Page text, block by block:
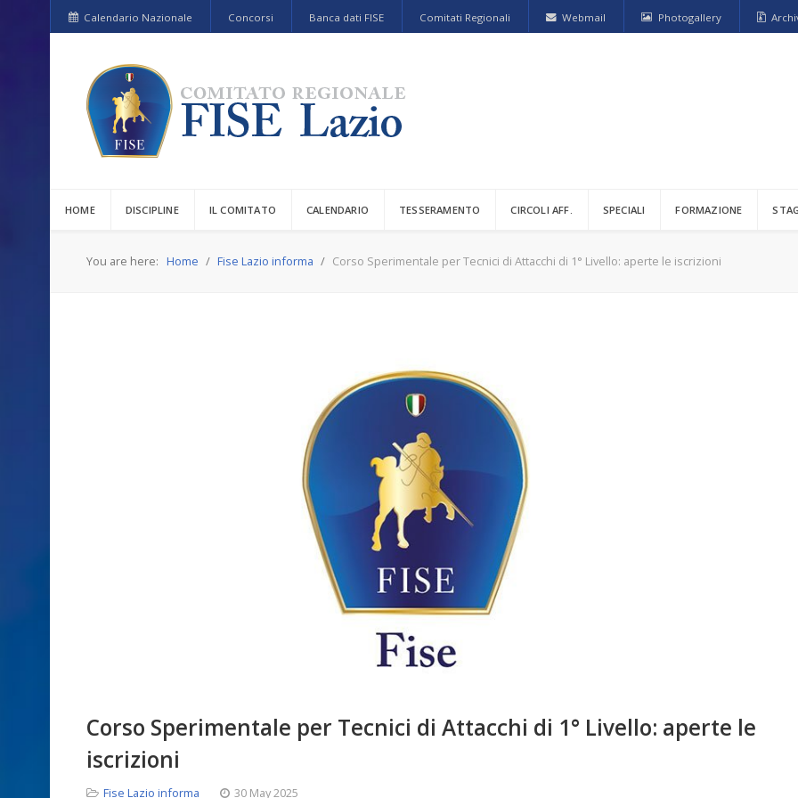
Calendario Nazionale Concorsi Banca dati FISE Comitati Regionali Webmail Photogallery
HOME DISCIPLINE IL COMITATO CALENDARIO TESSERAMENTO CIRCOLI AFF. SPECIALI FORMAZIONE
You are here: Home Fise Lazio informa Corso Sperimentale per Tecnici di Attacchi di 1° Livello: aperte le iscrizioni
Corso Sperimentale per Tecnici di Attacchi di 1° Livello: aperte le
iscrizioni
Fise Lazio informa 30 May 2025